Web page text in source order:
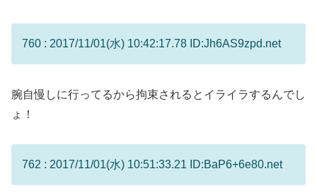
760 : 2017/11/01(水) 10:42:17.78 ID:Jh6AS9zpd.net
腕自慢しに行ってるから拘束されるとイライラするんでし
ょ！
762 : 2017/11/01(水) 10:51:33.21 ID:BaP6+6e80.net